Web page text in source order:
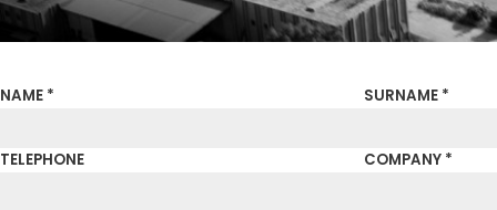
NAME * SURNAME *
TELEPHONE COMPANY *